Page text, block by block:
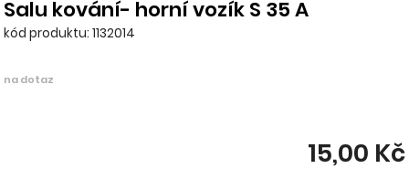
Salu kování- horní vozík S 35 A
kód produktu: 1132014
na dotaz
15,00 Kč